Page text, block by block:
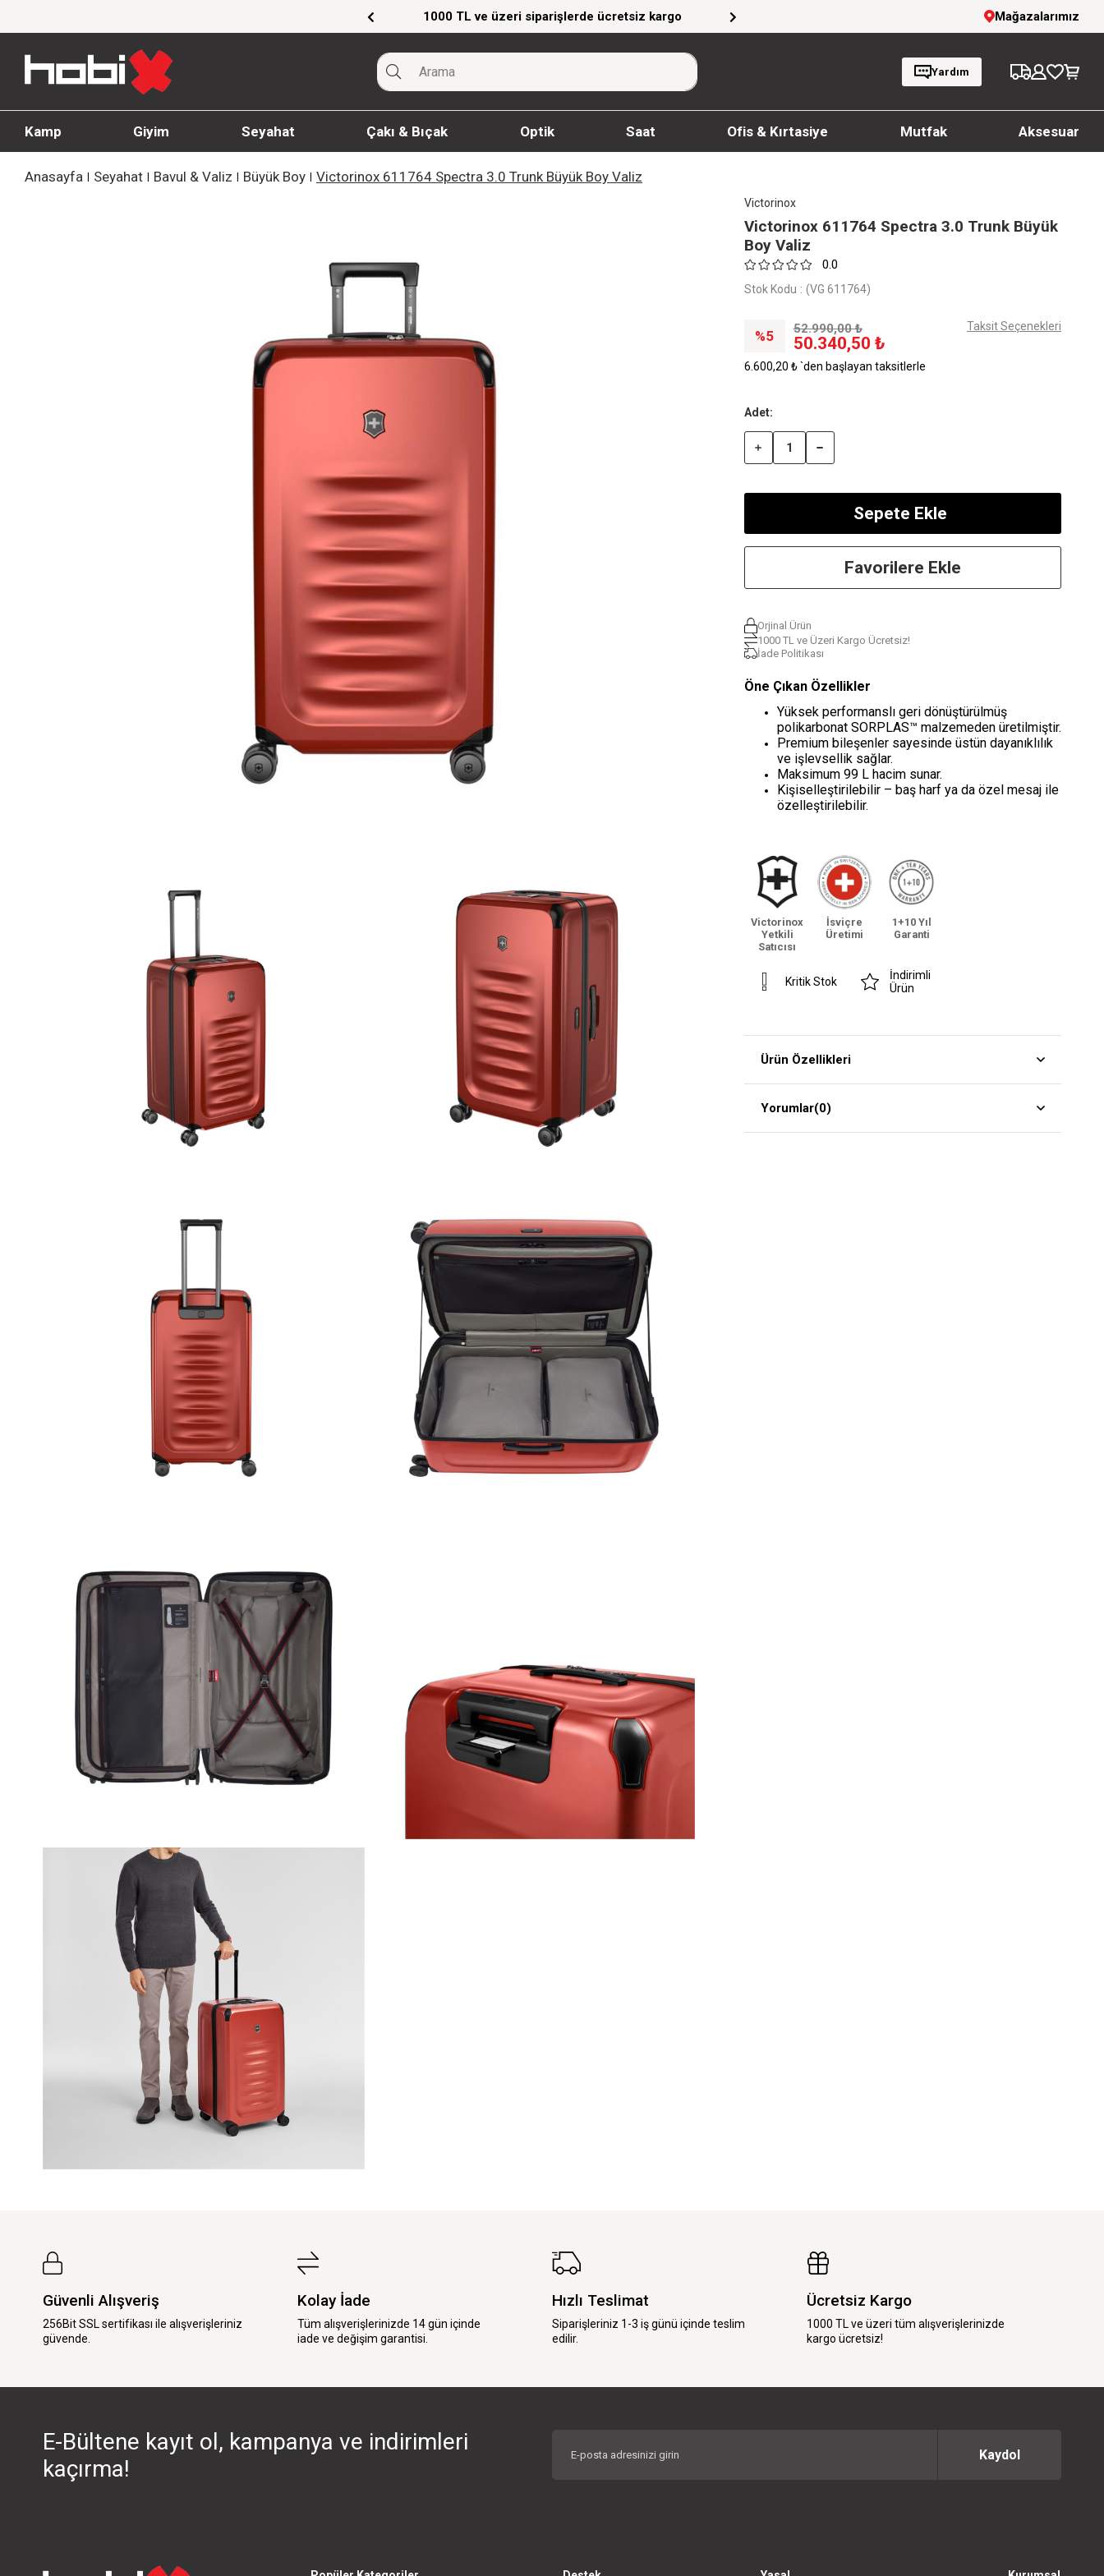
1000 TL ve üzeri siparişlerde ücretsiz kargo Giyim Ürünlerinde %20'ye Varan İndirim! 1000 TL ve üzeri siparişlerde
Mağazalarımız
Yardım
Kamp Giyim Seyahat Çakı & Bıçak Optik Saat Ofis & Kırtasiye Mutfak Aksesuar
Anasayfa Seyahat Bavul & Valiz Büyük Boy Victorinox 611764 Spectra 3.0 Trunk Büyük Boy Valiz
Victorinox
Victorinox 611764 Spectra 3.0 Trunk Büyük
Boy Valiz
0.0
Stok Kodu (VG 611764)
5 52.990,00 ₺
50.340,50 ₺
Taksit Seçenekleri
6.600,20 ₺ `den başlayan taksitlerle
Favorilere Ekle
Orjinal Ürün
1000 TL ve Üzeri Kargo Ücretsiz!
İade Politikası
Öne Çıkan Özellikler
Yüksek performanslı geri dönüştürülmüş
polikarbonat SORPLAS™ malzemeden üretilmiştir.
Premium bileşenler sayesinde üstün dayanıklılık
ve işlevsellik sağlar.
Maksimum 99 L hacim sunar.
Kişiselleştirilebilir – baş harf ya da özel mesaj ile
özelleştirilebilir.
Victorinox
Yetkili
Satıcısı
İsviçre
Üretimi
1+10 Yıl
Garanti
Kritik Stok
İndirimli
Ürün
Ürün Özellikleri
Yorumlar(0)
Güvenli Alışveriş
256Bit SSL sertifikası ile alışverişleriniz
güvende.
Kolay İade
Tüm alışverişlerinizde 14 gün içinde
iade ve değişim garantisi.
Hızlı Teslimat
Siparişleriniz 1-3 iş günü içinde teslim
edilir.
Ücretsiz Kargo
1000 TL ve üzeri tüm alışverişlerinizde
kargo ücretsiz!
E-Bültene kayıt ol, kampanya ve indirimleri
kaçırma!
Kaydol